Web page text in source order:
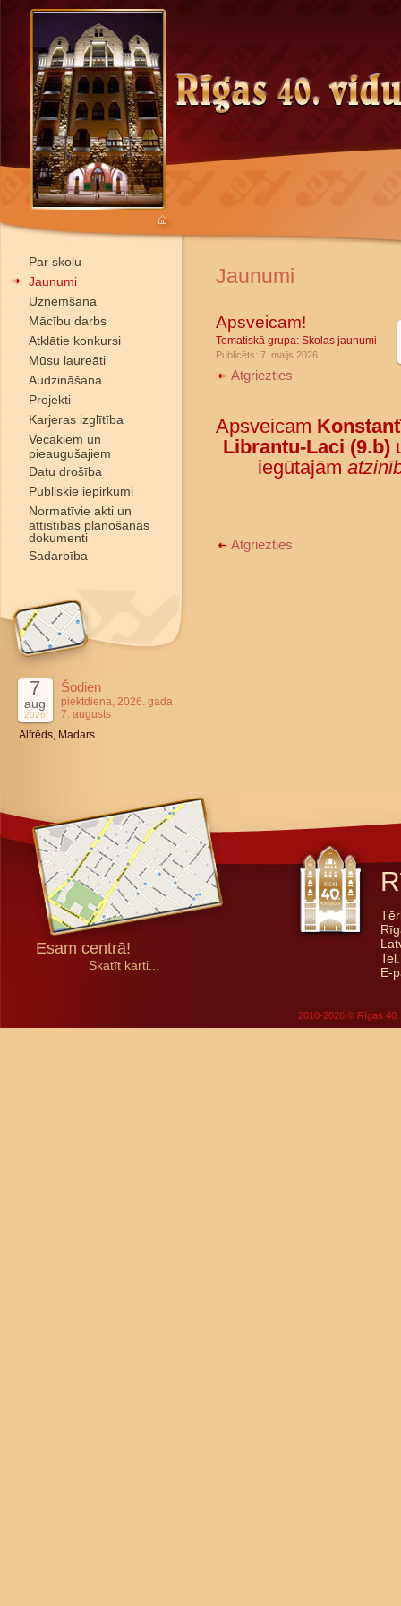
Par skolu
Jaunumi
Uzņemšana
Mācību darbs
Atklātie konkursi
Mūsu laureāti
Audzināšana
Projekti
Karjeras izglītība
Vecākiem un
pieaugušajiem
Datu drošība
Publiskie iepirkumi
Normatīvie akti un
attīstības plānošanas
dokumenti
Sadarbība
7
aug
2026
Šodien
piektdiena, 2026. gada
7. augusts
Alfrēds, Madars
Jaunumi
Apsveicam!
Tematiskā grupa: Skolas jaunumi
Publicēts: 7. maijs 2026
Atgriezties
Apsveicam
Librantu-Laci (9.b)
iegūtajām
Atgriezties
Esam centrā!
Skatīt karti...
E-
2010-2026 © Rīgas